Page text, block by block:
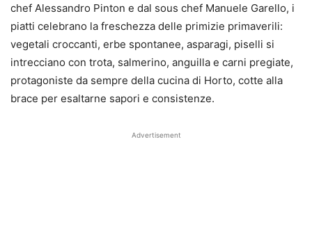
chef Alessandro Pinton e dal sous chef Manuele Garello, i
piatti celebrano la freschezza delle primizie primaverili:
vegetali croccanti, erbe spontanee, asparagi, piselli si
intrecciano con trota, salmerino, anguilla e carni pregiate,
protagoniste da sempre della cucina di Horto, cotte alla
brace per esaltarne sapori e consistenze.
Advertisement